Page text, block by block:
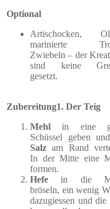
Optional
Artischocken,
marinierte
Zwiebeln – der
sind keine
gesetzt.
Zubereitung1. Der Teig
Mehl in eine
Schüssel geben
Salz am Rand
In der Mitte eine
formen.
Hefe in die
bröseln, ein wenig
dazugiessen und die